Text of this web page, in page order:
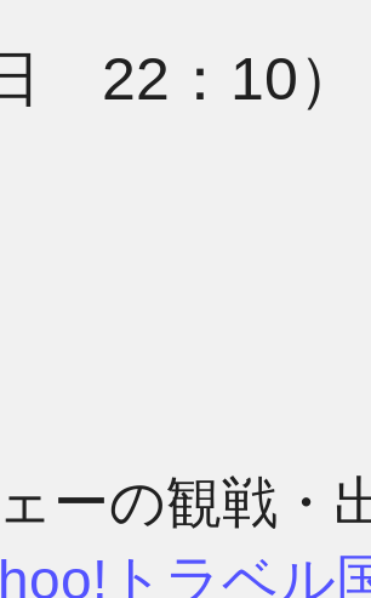
22：10）
ーの観戦・
トラベル